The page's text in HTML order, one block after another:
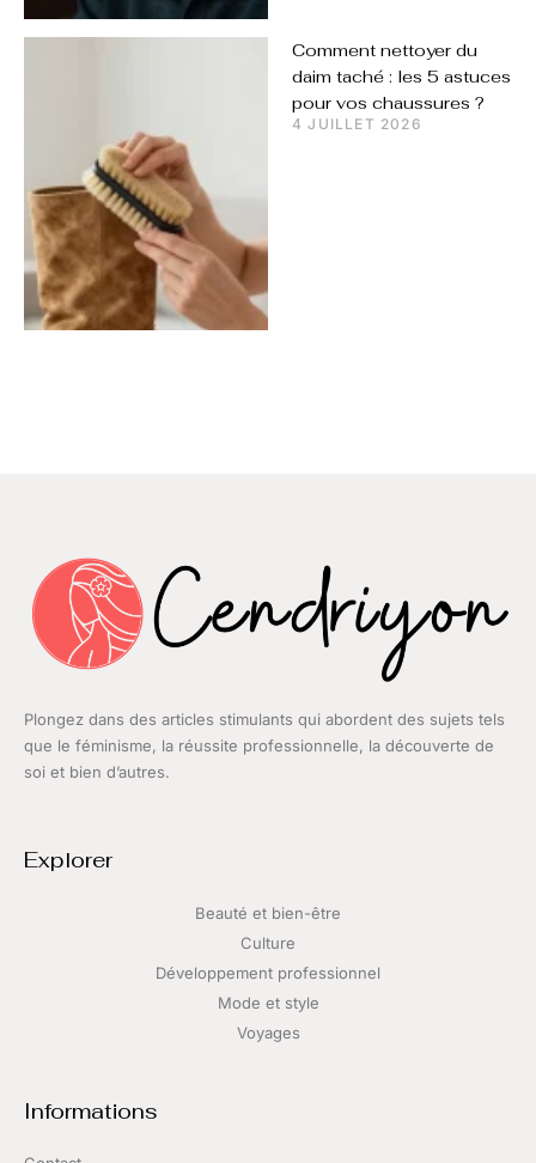
Comment nettoyer du
daim taché : les 5 astuces
pour vos chaussures ?
4 JUILLET 2026
Plongez dans des articles stimulants qui abordent des sujets tels
que le féminisme, la réussite professionnelle, la découverte de
soi et bien d’autres.
Explorer
Beauté et bien-être
Culture
Développement professionnel
Mode et style
Voyages
Informations